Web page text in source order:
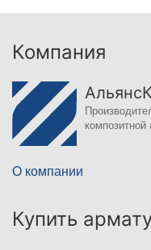
Компания
О компании
Купить